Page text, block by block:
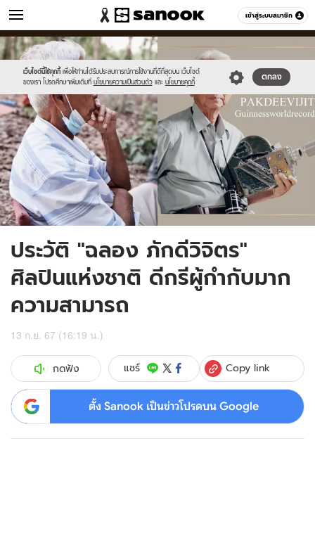
เข้าสู่ระบบสมาชิก
วัยรุ่น หมวดอื่นๆ
เว็บไซต์นี้ใช้คุกกี้ เพื่อให้ท่านได้รับประสบการณ์การใช้งานที่ดีที่สุดบน เว็บไซต์
ของเรา โปรดศึกษาเพิ่มเติมที่ นโยบายความเป็นส่วนตัว และ นโยบายคุกกี้
ตกลง
Sanook
//s.isanook.com/sr/0/images/logo-
new-
sanook.png
600
60
//s.isanook.com/ca/0/ud/283/1418659/page.jpg
ประวัติ "ฉลอง ภักดีวิจิตร"
ศิลปินแห่งชาติ ดีกรีผู้กำกับมาก
ความสามารถ
13 ก.ย. 67 (16:19 น.)
กดฟัง แชร์ Copy link
ตั้ง Sanook เป็นข่าวโปรดบน Google